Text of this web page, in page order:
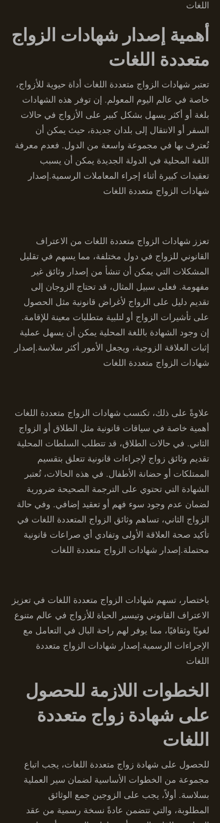
اللغات
أهمية إصدار شهادات الزواج
متعددة اللغات
تعتبر شهادات الزواج متعددة اللغات أداة حيوية للأزواج،
خاصة في عالم اليوم المعولم. إن توفر هذه الشهادات
بلغة أو أكثر يسهل بشكل كبير على الأزواج في حالات
السفر أو الانتقال إلى بلدان جديدة، حيث يمكن أن
تُعترف بها في مجموعة واسعة من الدول. فعدم معرفة
اللغة المحلية في الدولة الجديدة يمكن أن يسبب
تعقيدات كبيرة أثناء إجراء المعاملات الرسمية.إصدار
شهادات الزواج متعددة اللغات
تعزز شهادات الزواج متعددة اللغات من الاعتراف
القانوني للزواج في دول مختلفة، مما يسهم في تقليل
المشكلات التي يمكن أن تنشأ من إصدار وثائق غير
مفهومة. فعلى سبيل المثال، قد تحتاج الزوجان إلى
تقديم دليل على الزواج لأغراض قانونية مثل الحصول
على تأشيرات الزواج أو لتلبية متطلبات معينة للإقامة.
إن وجود الشهادة باللغة المحلية يمكن أن يسهل عملية
إثبات العلاقة الزوجية، ويجعل الأمور أكثر سلاسة.إصدار
شهادات الزواج متعددة اللغات
علاوةً على ذلك، تكتسب شهادات الزواج متعددة اللغات
أهمية خاصة في سياقات قانونية مثل الطلاق أو الزواج
الثاني. في حالات الطلاق، قد تتطلب السلطات المحلية
تقديم وثائق زواج لإجراءات قانونية تتعلق بتقسيم
الممتلكات أو حضانة الأطفال. في هذه الحالات، تُعتبر
الشهادة التي تحتوي على الترجمة الصحيحة ضرورية
لضمان عدم وجود سوء فهم أو تعقيد إضافي. وفي حالة
الزواج الثاني، تساهم وثائق الزواج المتعددة اللغات في
تأكيد صحة العلاقة الأولى وتفادي أي صراعات قانونية
محتملة.إصدار شهادات الزواج متعددة اللغات
باختصار، تسهم شهادات الزواج متعددة اللغات في تعزيز
الاعتراف القانوني وتيسير الحياة للأزواج في عالم متنوع
لغويًا وثقافيًا، مما يوفر لهم راحة البال في التعامل مع
الإجراءات الرسمية.إصدار شهادات الزواج متعددة
اللغات
الخطوات اللازمة للحصول
على شهادة زواج متعددة
اللغات
للحصول على شهادة زواج متعددة اللغات، يجب اتباع
مجموعة من الخطوات الأساسية لضمان سير العملية
بسلاسة. أولاً، يجب على الزوجين جمع الوثائق
المطلوبة، والتي تتضمن عادةً نسخة رسمية من عقد